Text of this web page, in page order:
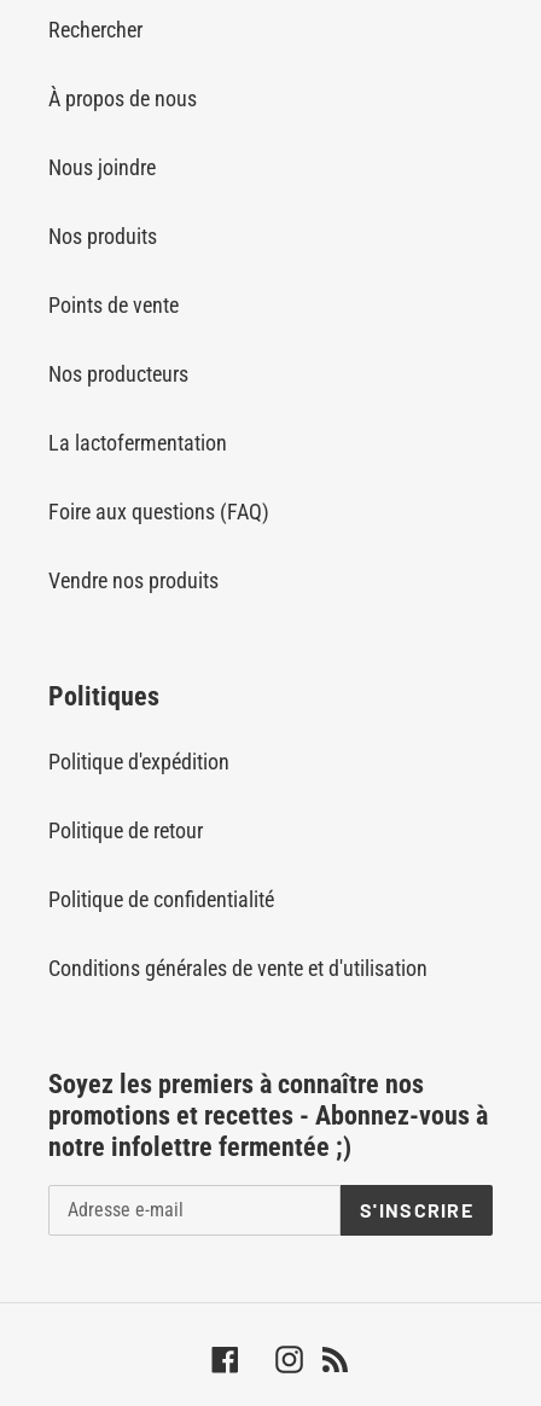
Rechercher
À propos de nous
Nous joindre
Nos produits
Points de vente
Nos producteurs
La lactofermentation
Foire aux questions (FAQ)
Vendre nos produits
Politiques
Politique d'expédition
Politique de retour
Politique de confidentialité
Conditions générales de vente et d'utilisation
Soyez les premiers à connaître nos
promotions et recettes - Abonnez-vous à
notre infolettre fermentée ;)
S'INSCRIRE
FacebookInstagram